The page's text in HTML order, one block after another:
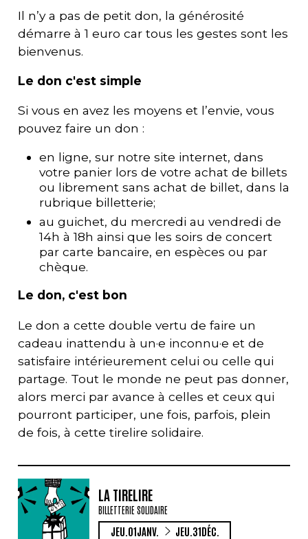
Il n’y a pas de petit don, la générosité
démarre à 1 euro car tous les gestes sont les
bienvenus.
Le don c'est simple
Si vous en avez les moyens et l’envie, vous
pouvez faire un don :
en ligne, sur notre site internet, dans
votre panier lors de votre achat de billets
ou librement sans achat de billet, dans la
rubrique billetterie;
au guichet, du mercredi au vendredi de
14h à 18h ainsi que les soirs de concert
par carte bancaire, en espèces ou par
chèque.
Le don, c'est bon
Le don a cette double vertu de faire un
cadeau inattendu à un·e inconnu·e et de
satisfaire intérieurement celui ou celle qui
partage. Tout le monde ne peut pas donner,
alors merci par avance à celles et ceux qui
pourront participer, une fois, parfois, plein
de fois, à cette tirelire solidaire.
LA TIRELIRE
BILLETTERIE SOLIDAIRE
DU
JEUDI
JEU. 01JANVIER
JANV. AU
JEUDI
JEU. 31DÉCEMBRE
DÉC.